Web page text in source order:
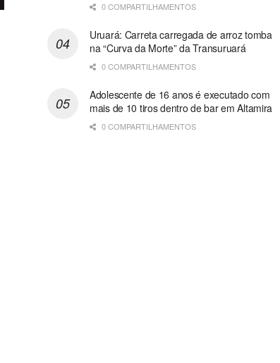
0 COMPARTILHAMENTOS
Uruará: Carreta carregada de arroz tomba
na “Curva da Morte” da Transuruará
0 COMPARTILHAMENTOS
Adolescente de 16 anos é executado com
mais de 10 tiros dentro de bar em Altamira
0 COMPARTILHAMENTOS